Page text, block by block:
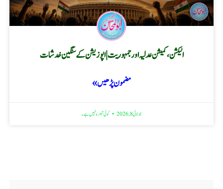
الیکشن، کمیشن عدلیہ اور جمہوریت | اپوزیشن کے سنگین خدشات
مضمون پڑھیں »
جولائی 8, 2026 کوئی تبصرہ نہیں ہے۔